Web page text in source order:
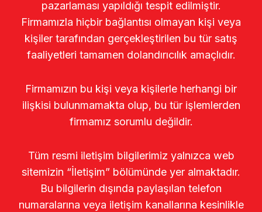
pazarlaması yapıldığı tespit edilmiştir.
Firmamızla hiçbir bağlantısı olmayan kişi veya
kişiler tarafından gerçekleştirilen bu tür satış
faaliyetleri tamamen dolandırıcılık amaçlıdır.
Firmamızın bu kişi veya kişilerle herhangi bir
ilişkisi bulunmamakta olup, bu tür işlemlerden
firmamız sorumlu değildir.
Tüm resmi iletişim bilgilerimiz yalnızca web
sitemizin “İletişim” bölümünde yer almaktadır.
Bu bilgilerin dışında paylaşılan telefon
numaralarına veya iletişim kanallarına kesinlikle